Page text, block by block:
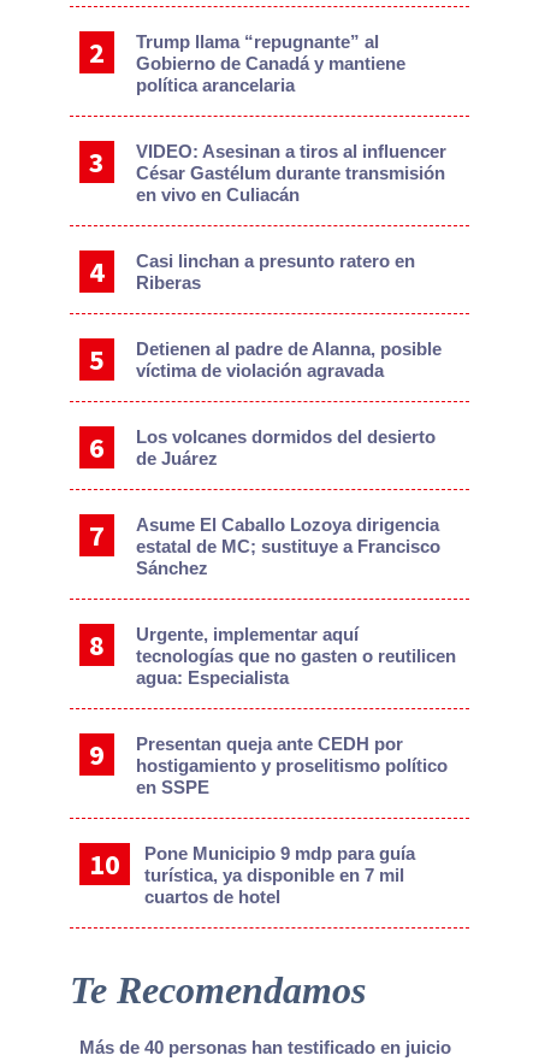
Trump llama “repugnante” al
Gobierno de Canadá y mantiene
política arancelaria
VIDEO: Asesinan a tiros al influencer
César Gastélum durante transmisión
en vivo en Culiacán
Casi linchan a presunto ratero en
Riberas
Detienen al padre de Alanna, posible
víctima de violación agravada
Los volcanes dormidos del desierto
de Juárez
Asume El Caballo Lozoya dirigencia
estatal de MC; sustituye a Francisco
Sánchez
Urgente, implementar aquí
tecnologías que no gasten o reutilicen
agua: Especialista
Presentan queja ante CEDH por
hostigamiento y proselitismo político
en SSPE
Pone Municipio 9 mdp para guía
turística, ya disponible en 7 mil
cuartos de hotel
Te Recomendamos
Más de 40 personas han testificado en juicio